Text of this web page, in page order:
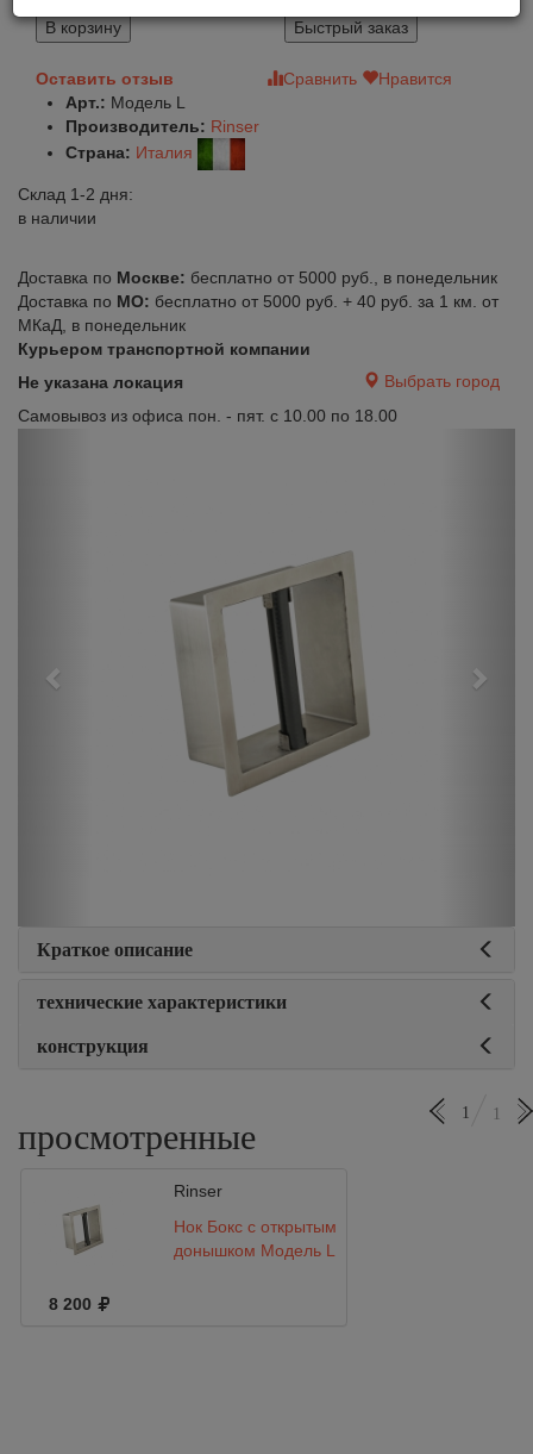
В корзину
Быстрый заказ
Оставить отзыв Сравнить
Нравится
Арт.: Модель L
Производитель: Rinser
Страна: Италия
Склад 1-2 дня:
в наличии
Доставка по Москве: бесплатно от 5000 руб., в понедельник
Доставка по МО: бесплатно от 5000 руб. + 40 руб. за 1 км. от
МКаД, в понедельник
Курьером транспортной компании
Не указана локация
Выбрать город
Самовывоз из офиса пон. - пят. с 10.00 по 18.00
Краткое описание
технические характеристики
конструкция
просмотренные
1 1
Rinser
Нок Бокс с открытым
донышком Модель L
8 200